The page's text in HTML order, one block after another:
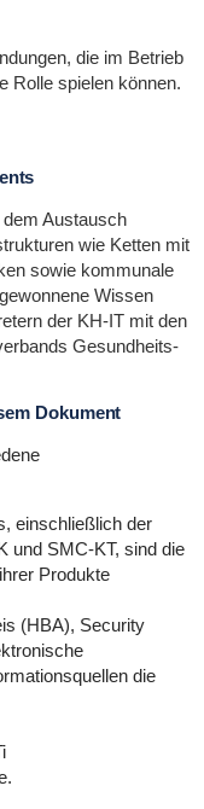
die im Betrieb
Rolle spielen können.
Austausch
wie Ketten mit
sowie kommunale
Wissen
der KH-IT mit den
Gesundheits-
Dokument
einschließlich der
und SMC-KT, sind die
Produkte
(HBA), Security
die